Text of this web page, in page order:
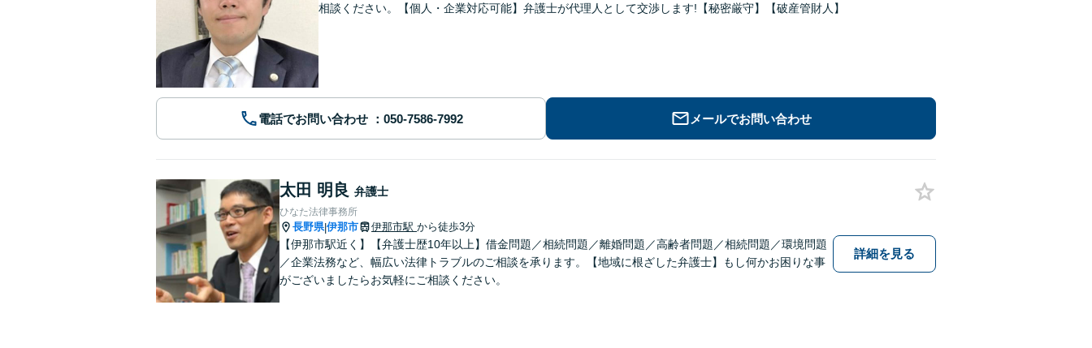
相談ください。【個人・企業対応可能】弁護士が代理人として交渉します!【秘密厳守】【破産管財人】
電話でお問い合わせ メールでお問い合わせ
太田 明良 弁護士
ひなた法律事務所
長野県|伊那市 伊那市駅 から徒歩3分
【伊那市駅近く】【弁護士歴10年以上】借金問題／相続問題／離婚問題／高齢者問題／相続問題／環境問題
／企業法務など、幅広い法律トラブルのご相談を承ります。【地域に根ざした弁護士】もし何かお困りな事
がございましたらお気軽にご相談ください。
詳細を見る